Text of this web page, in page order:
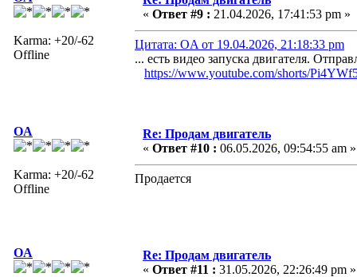
Karma: +20/-62
Offline
« Ответ #9 : 21.04.2026, 17:41:53 pm »
Цитата: OA от 19.04.2026, 21:18:33 pm
... есть видео запуска двигателя.
https://www.youtube.com/shorts/
OA
Karma: +20/-62
Offline
Re: Продам двигатель
« Ответ #10 : 06.05.2026, 09:54:55 am »
Продается
OA
Re: Продам двигатель
« Ответ #11 : 31.05.2026, 22:26:49 pm »